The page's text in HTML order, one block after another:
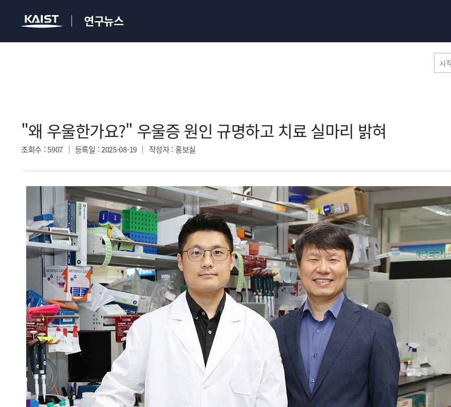
연구뉴스
홈페이지 통합검색
"왜 우울한가요?" 우울증 원인 규명하고 치료 실마리 밝혀​
조회수 : 5907 등록일 : 2025-08-19 작성자: 홍보실